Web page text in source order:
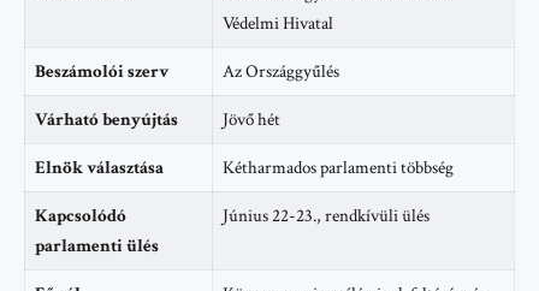
Védelmi Hivatal
Beszámolói szerv Az Országgyűlés
Várható benyújtás Jövő hét
Elnök választása Kétharmados parlamenti többség
Kapcsolódó
parlamenti ülés
Június 22-23., rendkívüli ülés